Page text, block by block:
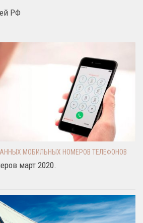
РФ
МОБИЛЬНЫХ НОМЕРОВ ТЕЛЕФОНОВ
март 2020.